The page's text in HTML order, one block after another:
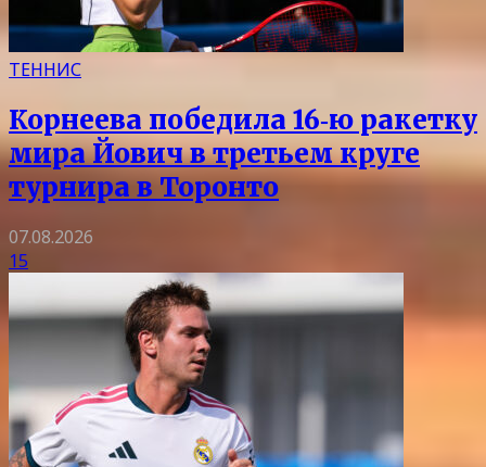
ТЕННИС
Корнеева победила 16‑ю ракетку
мира Йович в третьем круге
турнира в Торонто
07.08.2026
15